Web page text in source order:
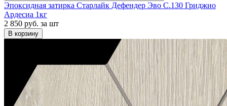
Эпоксидная затирка Старлайк Дефендер Эво С.130 Гриджио
Ардесиа 1кг
2 850 руб. за шт
В корзину